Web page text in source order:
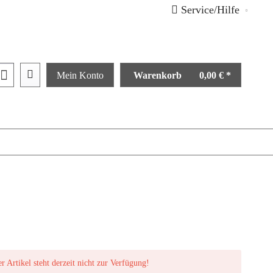
Service/Hilfe
Mein Konto Warenkorb 0,00 € *
Artikel steht derzeit nicht zur Verfügung!